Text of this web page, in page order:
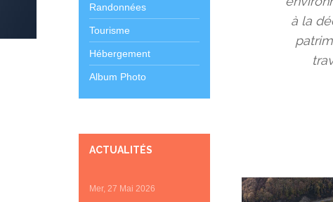
à la
Randonnées
Tourisme
Hébergement
Album Photo
ACTUALITÉS
Mer, 27 Mai 2026